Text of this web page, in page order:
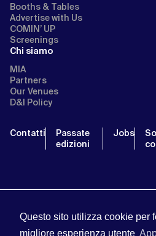
Questo sito utilizza cookie per
migliore esperienza utente
Booths & Tables
Advertise with Us
COMIN’ UP
Screenings
Chi siamo
MIA
Partners
Our Venues
D&I Policy
Contatti
Passate
edizioni
Jobs